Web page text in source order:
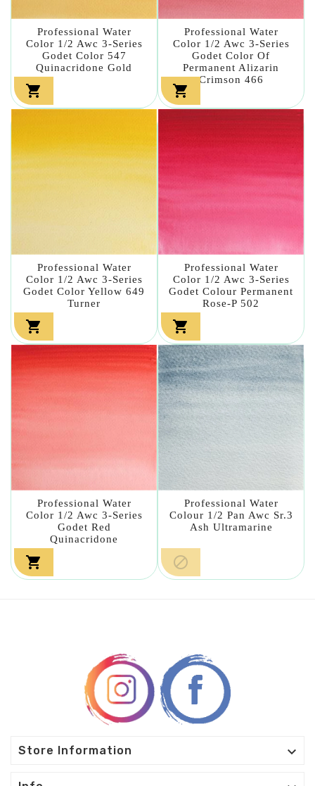
Professional Water
Color 1/2 Awc 3-Series
Godet Color 547
Quinacridone Gold

Professional Water
Color 1/2 Awc 3-Series
Godet Color Of
Permanent Alizarin
Crimson 466

Professional Water
Color 1/2 Awc 3-Series
Godet Color Yellow 649
Turner

Professional Water
Color 1/2 Awc 3-Series
Godet Colour Permanent
Rose-P 502

Professional Water
Color 1/2 Awc 3-Series
Godet Red
Quinacridone

Professional Water
Colour 1/2 Pan Awc Sr.3
Ash Ultramarine

Store Information 